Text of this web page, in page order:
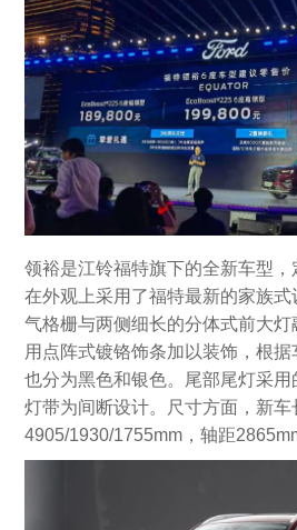
领裕是江铃福特旗下的全新车型
在外观上采用了福特最新的家族
气格栅与两侧细长的分体式前大
用点阵式镀铬饰条加以装饰，根
也分为黑色和银色。尾部尾灯采
灯带为间断设计。尺寸方面，新车
4905/1930/1755mm，轴距